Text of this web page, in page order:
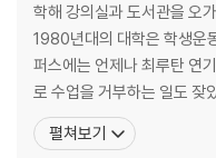
인류는 다양성을 키우는 방향
은?｜우리 사회의 다양성 지
법은?
Lecture 04
학해 강의실과 도서관을 오
1980년대의 대학은 학생운
퍼스에는 언제나 최루탄 연
로 수업을 거부하는 일도 잦
를 고민하던 때였다. 1987
식에 조금씩 눈뜨기 시작했
펼쳐보기